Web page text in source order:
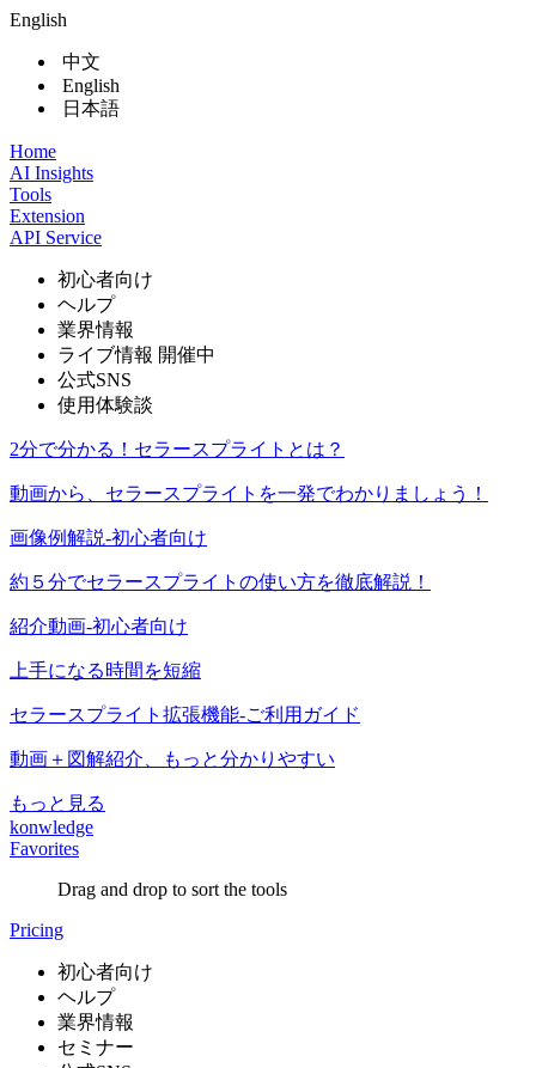
English
中文
English
日本語
Home
AI Insights
Tools
Extension
API Service
初心者向け
ヘルプ
業界情報
ライブ情報 開催中
公式SNS
使用体験談
2分で分かる！セラースプライトとは？
動画から、セラースプライトを一発でわかりましょう！
画像例解説-初心者向け
約５分でセラースプライトの使い方を徹底解説！
紹介動画-初心者向け
上手になる時間を短縮
セラースプライト拡張機能-ご利用ガイド
動画＋図解紹介、もっと分かりやすい
もっと見る
konwledge
Favorites
Drag and drop to sort the tools
Pricing
初心者向け
ヘルプ
業界情報
セミナー